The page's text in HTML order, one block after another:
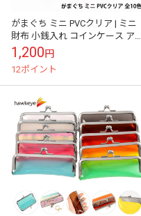
がまぐち ミニ PVCクリア | ミニ
財布 小銭入れ コインケース アク
セサリー プレゼント ギフト クリ
ア 透明 がま口
1,200円
12ポイント